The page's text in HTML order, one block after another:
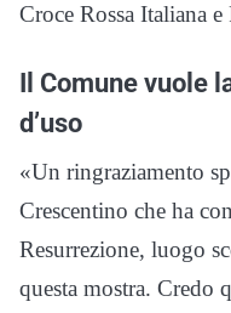
Croce Rossa Italiana
Il Comune vuole
d’uso
«Un ringraziamento
Crescentino che ha
Resurrezione, luogo
questa mostra. Credo